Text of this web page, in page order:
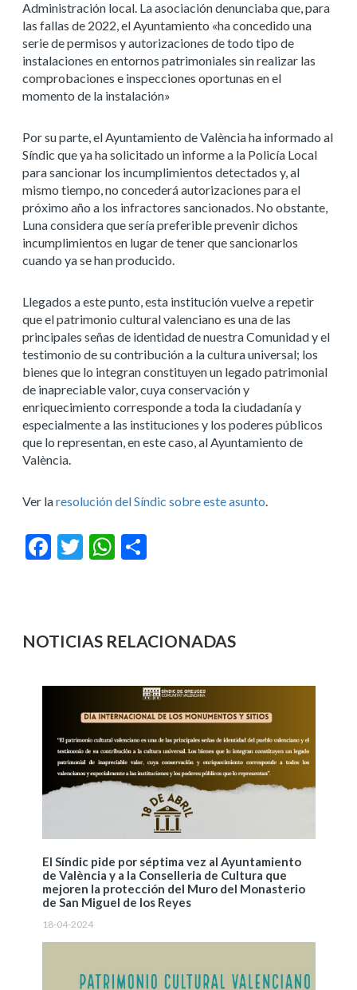
Administración local. La asociación denunciaba que, para
las fallas de 2022, el Ayuntamiento «ha concedido una
serie de permisos y autorizaciones de todo tipo de
instalaciones en entornos patrimoniales sin realizar las
comprobaciones e inspecciones oportunas en el
momento de la instalación»
Por su parte, el Ayuntamiento de València ha informado al
Síndic que ya ha solicitado un informe a la Policía Local
para sancionar los incumplimientos detectados y, al
mismo tiempo, no concederá autorizaciones para el
próximo año a los infractores sancionados. No obstante,
Luna considera que sería preferible prevenir dichos
incumplimientos en lugar de tener que sancionarlos
cuando ya se han producido.
Llegados a este punto, esta institución vuelve a repetir
que el patrimonio cultural valenciano es una de las
principales señas de identidad de nuestra Comunidad y el
testimonio de su contribución a la cultura universal; los
bienes que lo integran constituyen un legado patrimonial
de inapreciable valor, cuya conservación y
enriquecimiento corresponde a toda la ciudadanía y
especialmente a las instituciones y los poderes públicos
que lo representan, en este caso, al Ayuntamiento de
València.
Ver laresolución del Síndic sobre este asunto
Facebook
Twitter WhatsApp
NOTICIAS RELACIONADAS
El Síndic pide por séptima vez al Ayuntamiento
de València y a la Conselleria de Cultura que
mejoren la protección del Muro del Monasterio
de San Miguel de los Reyes
18-04-2024